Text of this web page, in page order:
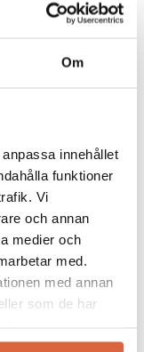
Om
innehållet
funktioner
Vi
och annan
medier och
med.
med annan
som de har